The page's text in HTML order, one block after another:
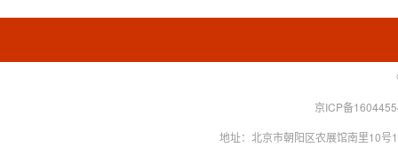
京ICP备
地址：北京市朝阳区农展馆南里10